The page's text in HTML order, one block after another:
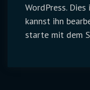
WordPress.
kannst ihn
starte mit dem